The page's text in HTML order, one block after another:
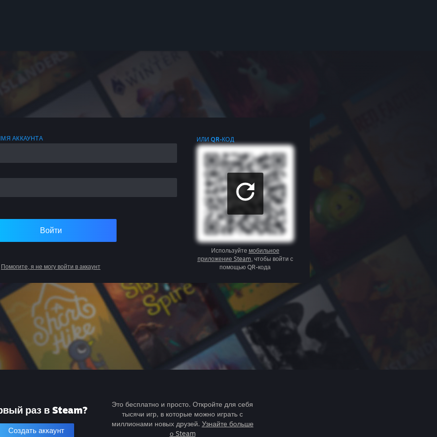
АККАУНТА
Войти
Помогите, я не могу войти в аккаунт
ИЛИ QR-КОД
Используйте мобильное
приложение Steam, чтобы войти с
помощью QR-кода
раз в Steam?
Создать аккаунт
Это бесплатно и просто. Откройте для себя
тысячи игр, в которые можно играть с
миллионами новых друзей. Узнайте больше
о Steam